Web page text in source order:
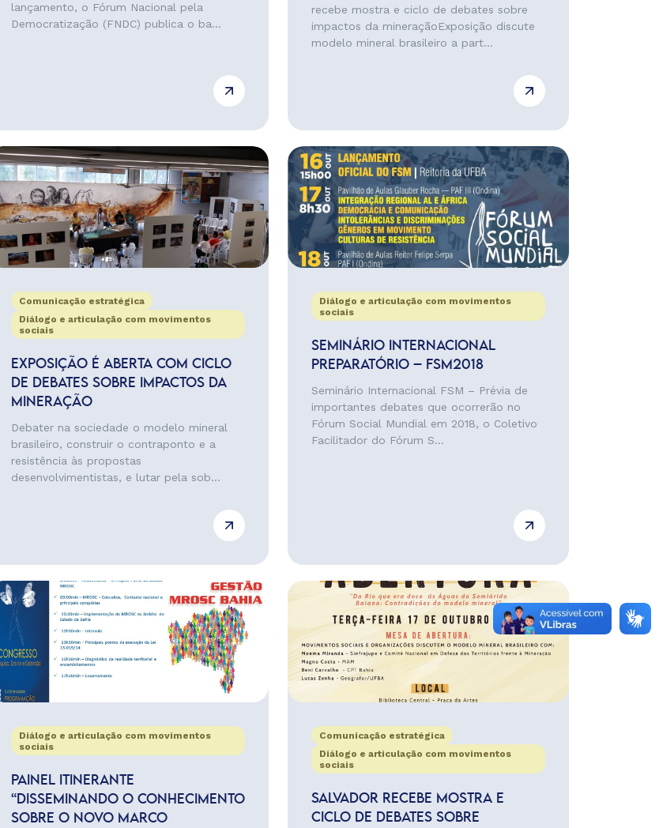
lançamento, o Fórum Nacional pela
Democratização (FNDC) publica o ba...
recebe mostra e ciclo de debates sobre
impactos da mineraçãoExposição discute
modelo mineral brasileiro a part...
Comunicação estratégica
Diálogo e articulação com movimentos
sociais
EXPOSIÇÃO É ABERTA COM CICLO
DE DEBATES SOBRE IMPACTOS DA
MINERAÇÃO
Debater na sociedade o modelo mineral
brasileiro, construir o contraponto e a
resistência às propostas
desenvolvimentistas, e lutar pela sob...
Diálogo e articulação com movimentos
sociais
SEMINÁRIO INTERNACIONAL
PREPARATÓRIO – FSM2018
Seminário Internacional FSM – Prévia de
importantes debates que ocorrerão no
Fórum Social Mundial em 2018, o Coletivo
Facilitador do Fórum S...
Diálogo e articulação com movimentos
sociais
PAINEL ITINERANTE
“DISSEMINANDO O CONHECIMENTO
SOBRE O NOVO MARCO
Comunicação estratégica
Diálogo e articulação com movimentos
sociais
SALVADOR RECEBE MOSTRA E
CICLO DE DEBATES SOBRE